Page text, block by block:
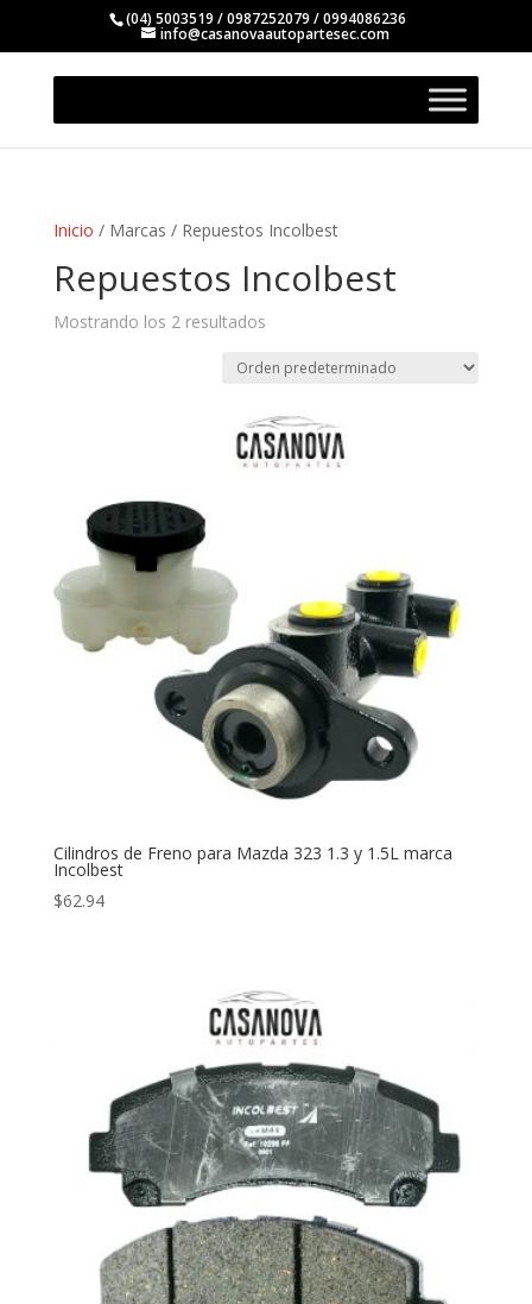
(04) 5003519 / 0987252079 / 0994086236
info@casanovaautopartesec.com
Inicio / Marcas / Repuestos Incolbest
Repuestos Incolbest
Mostrando los 2 resultados
Cilindros de Freno para Mazda 323 1.3 y 1.5L marca
Incolbest
$62.94